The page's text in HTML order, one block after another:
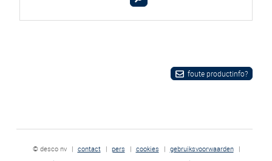
foute productinfo?
© desco nv | contact | pers | cookies | gebruiksvoorwaarden
|